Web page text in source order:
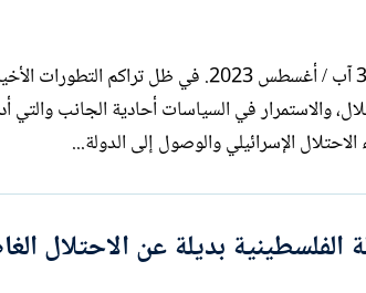
بقلم: سري القدوة الخميس 3 آب / أغسطس
والاستمرار في السياسات أحادية الجانب
الإسرائيلي والوصول إلى الدولة...
الفلسطينية بديلة عن الاحتلال